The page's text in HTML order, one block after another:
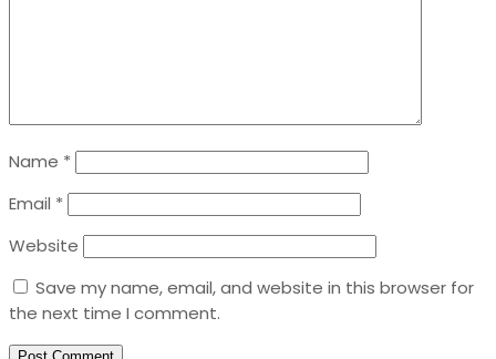
Name *
Email *
Website
Save my name, email, and website in this browser for
the next time I comment.